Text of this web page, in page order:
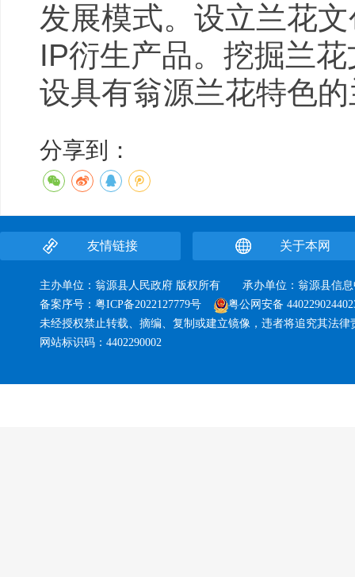
发展模式。设立兰花
IP衍生产品。挖掘兰
设具有翁源兰花特色
分享到：
友情链接 关于本网
主办单位：翁源县人民政府 版权所有 承办单位：翁源县
备案序号： 粤ICP备2022127779号
粤公网安备
未经授权禁止转载、摘编、复制或建立镜像，违者将追究其法律
网站标识码：4402290002